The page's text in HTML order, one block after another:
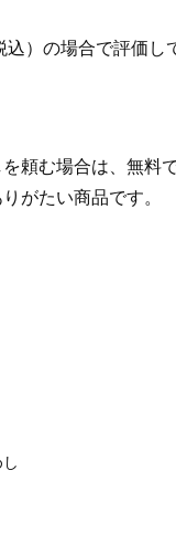
）の場合で評価し
頼む場合は、無料
がたい商品です。